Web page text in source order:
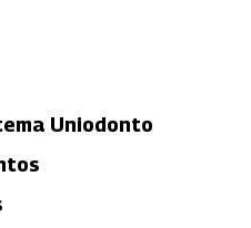
Uniodonto